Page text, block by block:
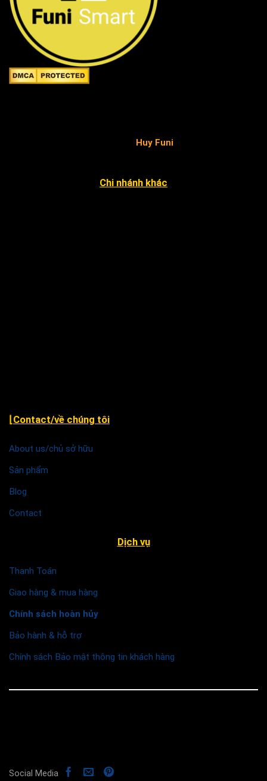
Huy Funi.
Chi nhánh khác
⌊Contact/về chúng tôi
About us/chủ sở hữu
Sản phẩm
Blog
Contact
Dịch vụ
Thanh Toán
Giao hàng & mua hàng
Chính sách hoàn hủy
Bảo hành & hỗ trợ
Chính sách Bảo mật thông tin khách hàng
Social Media